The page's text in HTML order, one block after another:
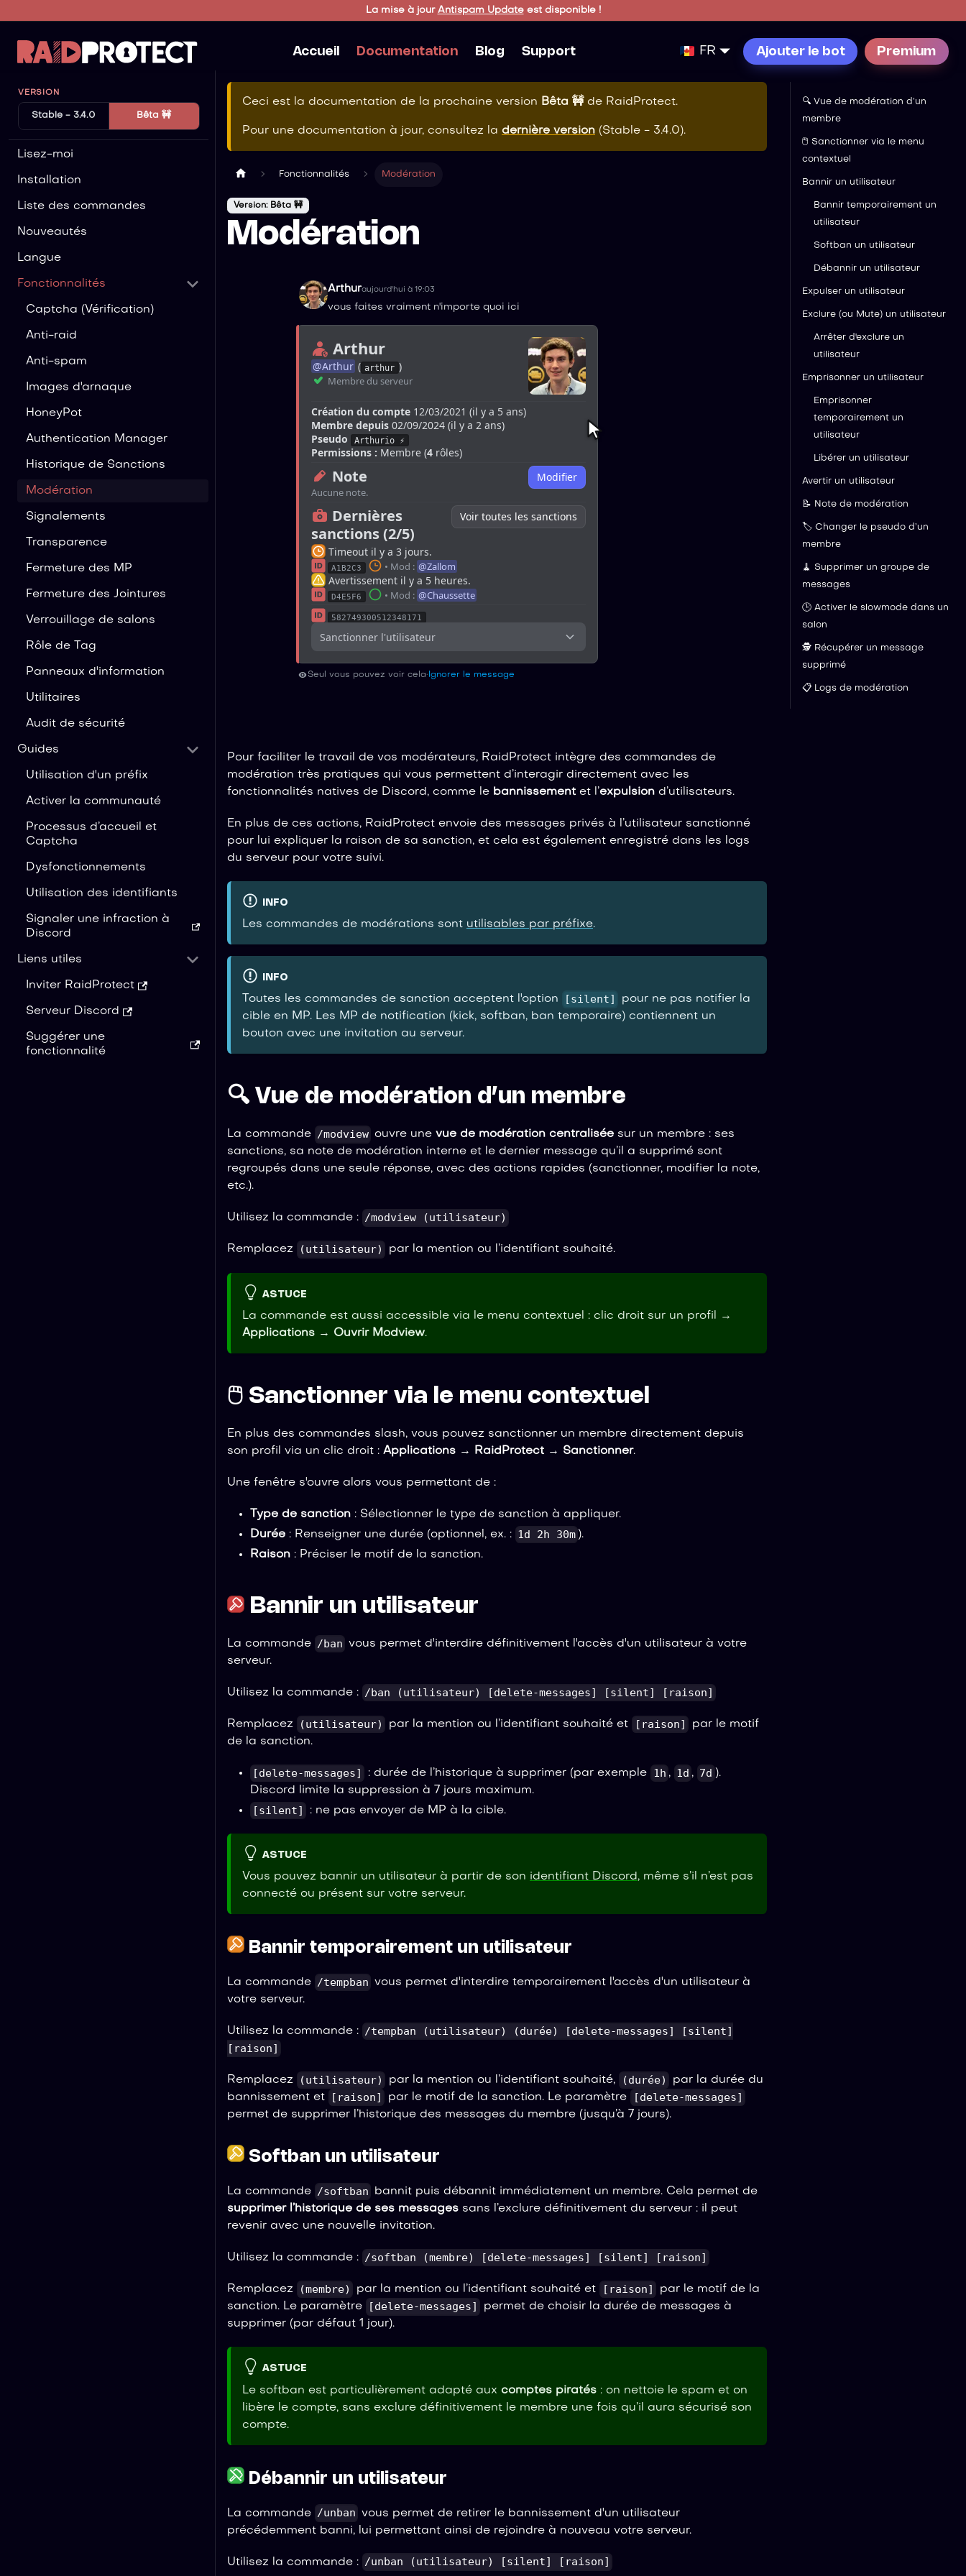
La mise à jour Antispam Updateest disponible !
Accueil Documentation Blog Support FR Ajouter le bot Premium
VERSION
Stable - 3.4.0 Bêta 🚧
Lisez-moi
Installation
Liste des commandes
Nouveautés
Langue
Fonctionnalités
Captcha (Vérification)
Anti-raid
Anti-spam
Images d'arnaque
HoneyPot
Authentication Manager
Historique de Sanctions
Modération
Signalements
Transparence
Fermeture des MP
Fermeture des Jointures
Verrouillage de salons
Rôle de Tag
Panneaux d'information
Utilitaires
Audit de sécurité
Guides
Utilisation d'un préfix
Activer la communauté
Processus d’accueil et
Captcha
Dysfonctionnements
Utilisation des identifiants
Signaler une infraction à
Discord
Liens utiles
Inviter RaidProtect
Serveur Discord
Suggérer une
fonctionnalité
Ceci est la documentation de la prochaine version Bêta 🚧 de RaidProtect.
Pour une documentation à jour, consultez la dernière version (Stable - 3.4.0).
Fonctionnalités Modération
Version: Bêta 🚧
Modération
Arthuraujourd'hui à 19:03
vous faites vraiment n'importe quoi ici
Arthur
@Arthur ( arthur )
Membre du serveur
Création du compte 12/03/2021 (il y a 5 ans)
Membre depuis 02/09/2024 (il y a 2 ans)
Pseudo
Arthurio ⚡
Permissions : Membre (4 rôles)
Note
Aucune note.
Modifier
Dernières
sanctions (2/5)
Voir toutes les sanctions
Timeout il y a 3 jours.
A1B2C3 • Mod : @Zallom
Avertissement il y a 5 heures.
D4E5F6 • Mod : @Chaussette
582749300512348171
Sanctionner l'utilisateur
Seul vous pouvez voir cela•Ignorer le message
Pour faciliter le travail de vos modérateurs, RaidProtect intègre des commandes de
modération très pratiques qui vous permettent d’interagir directement avec les
fonctionnalités natives de Discord, comme le bannissement et l’expulsion d’utilisateurs.
En plus de ces actions, RaidProtect envoie des messages privés à l’utilisateur sanctionné
pour lui expliquer la raison de sa sanction, et cela est également enregistré dans les logs
du serveur pour votre suivi.
INFO
Les commandes de modérations sont utilisables par préfixe.
INFO
Toutes les commandes de sanction acceptent l'option [silent]
pour ne pas notifier la
cible en MP. Les MP de notification (kick, softban, ban temporaire) contiennent un
bouton avec une invitation au serveur.
🔍 Vue de modération d’un membre
La commande /modview ouvre unevue de modération centralisée sur un membre : ses
sanctions, sa note de modération interne et le dernier message qu’il a supprimé sont
regroupés dans une seule réponse, avec des actions rapides (sanctionner, modifier la note,
etc.).
Utilisez la commande : /modview (utilisateur)
Remplacez (utilisateur) par la mention ou l’identifiant souhaité.
ASTUCE
La commande est aussi accessible via le menu contextuel : clic droit sur un profil →
Applications → Ouvrir Modview.
🖱️ Sanctionner via le menu contextuel
En plus des commandes slash, vous pouvez sanctionner un membre directement depuis
son profil via un clic droit : Applications → RaidProtect → Sanctionner.
Une fenêtre s'ouvre alors vous permettant de :
Type de sanction : Sélectionner le type de sanction à appliquer.
Durée : Renseigner une durée (optionnel, ex. : 1d 2h 30m ).
Raison : Préciser le motif de la sanction.
Bannir un utilisateur
La commande /ban vous permet d'interdire définitivement l'accès d'un utilisateur à votre
serveur.
Utilisez la commande : /ban (utilisateur) [delete-messages] [silent] [raison]
Remplacez (utilisateur) par la mention ou l’identifiant souhaité et [raison]
par le motif
de la sanction.
[delete-messages] : durée de l’historique à supprimer (par exemple 1h , 1d , 7d ).
Discord limite la suppression à 7 jours maximum.
[silent] : ne pas envoyer de MP à la cible.
ASTUCE
Vous pouvez bannir un utilisateur à partir de son identifiant Discord, même s’il n’est pas
connecté ou présent sur votre serveur.
Bannir temporairement un utilisateur
La commande /tempban vous permet d'interdire temporairement l'accès d'un utilisateur à
votre serveur.
Utilisez la commande : /tempban (utilisateur) (durée) [delete-messages] [silent]
[raison]
Remplacez (utilisateur) par la mention ou l’identifiant souhaité, (durée)
par la durée du
bannissement et
[raison] par le motif de la sanction. Le paramètre [delete-messages]
permet de supprimer l’historique des messages du membre (jusqu’à 7 jours).
Softban un utilisateur
La commande /softban
bannit puis débannit immédiatement un membre. Cela permet de
supprimer l’historique de ses messages sans l’exclure définitivement du serveur : il peut
revenir avec une nouvelle invitation.
Utilisez la commande : /softban (membre) [delete-messages] [silent] [raison]
Remplacez (membre) par la mention ou l’identifiant souhaité et [raison]
par le motif de la
sanction. Le paramètre
[delete-messages]
permet de choisir la durée de messages à
supprimer (par défaut 1 jour).
ASTUCE
Le softban est particulièrement adapté aux comptes piratés : on nettoie le spam et on
libère le compte, sans exclure définitivement le membre une fois qu’il aura sécurisé son
compte.
Débannir un utilisateur
La commande /unban vous permet de retirer le bannissement d'un utilisateur
précédemment banni, lui permettant ainsi de rejoindre à nouveau votre serveur.
Utilisez la commande : /unban (utilisateur) [silent] [raison]
🔍 Vue de modération d’un
membre
🖱️ Sanctionner via le menu
contextuel
Bannir un utilisateur
Bannir temporairement un
utilisateur
Softban un utilisateur
Débannir un utilisateur
Expulser un utilisateur
Exclure (ou Mute) un utilisateur
Arrêter d'exclure un
utilisateur
Emprisonner un utilisateur
Emprisonner
temporairement un
utilisateur
Libérer un utilisateur
Avertir un utilisateur
📝 Note de modération
🏷️ Changer le pseudo d’un
membre
🧹 Supprimer un groupe de
messages
🕒 Activer le slowmode dans un
salon
🕵️ Récupérer un message
supprimé
📋 Logs de modération